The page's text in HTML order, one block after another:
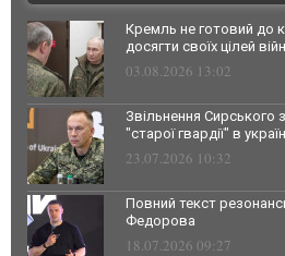
Кремль не готовий до
досягти своїх цілей
03.08.2026 13:02
Звільнення Сирського
"старої гвардії" в
23.07.2026 10:32
Повний текст
Федорова
18.07.2026 09:27